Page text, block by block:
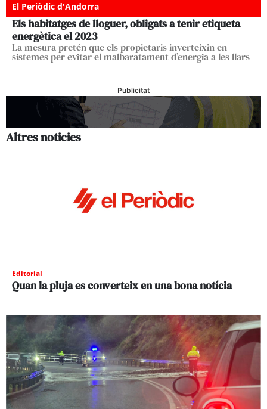
El Periòdic d'Andorra
Els habitatges de lloguer, obligats a tenir etiqueta
energètica el 2023
La mesura pretén que els propietaris inverteixin en
sistemes per evitar el malbaratament d’energia a les llars
Publicitat
Altres noticies
Editorial
Quan la pluja es converteix en una bona notícia